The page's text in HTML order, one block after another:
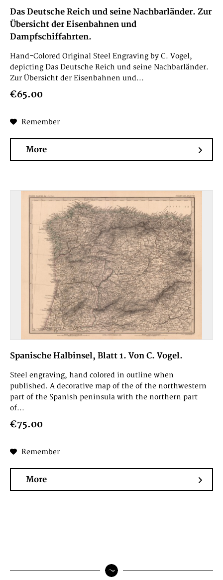
Das Deutsche Reich und seine Nachbarländer. Zur
Übersicht der Eisenbahnen und
Dampfschiffahrten.
Hand-Colored Original Steel Engraving by C. Vogel,
depicting Das Deutsche Reich und seine Nachbarländer.
Zur Übersicht der Eisenbahnen und...
€65.00
Remember
More
Spanische Halbinsel, Blatt 1. Von C. Vogel.
Steel engraving, hand colored in outline when
published. A decorative map of the of the northwestern
part of the Spanish peninsula with the northern part
of...
€75.00
Remember
More